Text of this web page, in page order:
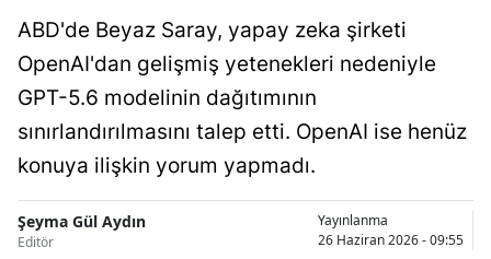
Antalya
Artvin
Aydın
ABD'de Beyaz Saray, yapay zeka şirketi
OpenAI'dan gelişmiş yetenekleri nedeniyle
GPT-5.6 modelinin dağıtımının
sınırlandırılmasını talep etti. OpenAI ise henüz
konuya ilişkin yorum yapmadı.
Şeyma Gül Aydın
Editör
Yayınlanma
26 Haziran 2026 - 09:55